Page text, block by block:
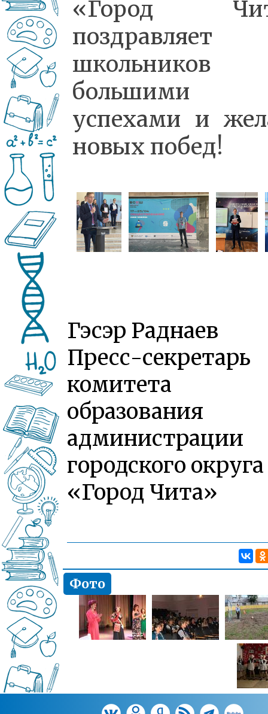
«Город
поздравляет
большими
успехами и
новых побед!
Гэсэр Раднаев
Пресс-секретарь
комитета
образования
администрации
городского округа
«Город Чита»
Фото